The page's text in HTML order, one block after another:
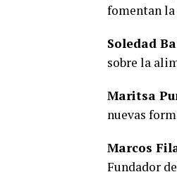
fomentan
Soledad
sobre la
Maritsa
nuevas
Marcos
Fundador